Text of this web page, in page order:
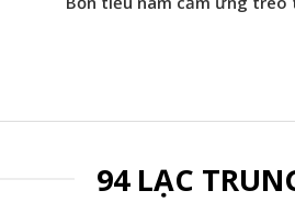
94 LẠC